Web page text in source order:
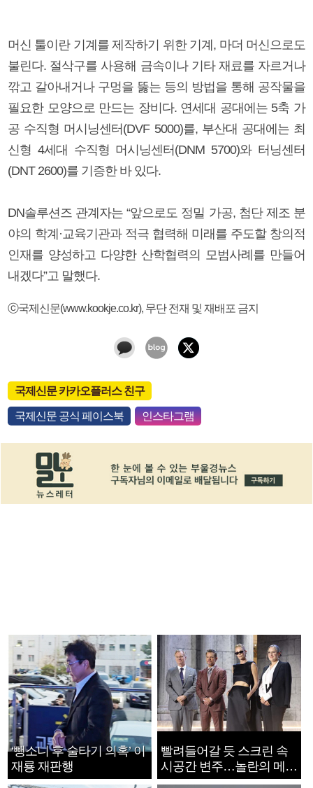
머신 툴이란 기계를 제작하기 위한 기계, 마더 머신으로도
불린다. 절삭구를 사용해 금속이나 기타 재료를 자르거나
깎고 갈아내거나 구멍을 뚫는 등의 방법을 통해 공작물을
필요한 모양으로 만드는 장비다. 연세대 공대에는 5축 가
공 수직형 머시닝센터(DVF 5000)를, 부산대 공대에는 최
신형 4세대 수직형 머시닝센터(DNM 5700)와 터닝센터
(DNT 2600)를 기증한 바 있다.
DN솔루션즈 관계자는 “앞으로도 정밀 가공, 첨단 제조 분
야의 학계·교육기관과 적극 협력해 미래를 주도할 창의적
인재를 양성하고 다양한 산학협력의 모범사례를 만들어
내겠다”고 말했다.
ⓒ국제신문(www.kookje.co.kr), 무단 전재 및 재배포 금지
국제신문 카카오플러스 친구
국제신문 공식 페이스북 인스타그램
‘뺑소니 후 술타기 의혹’ 이
재룡 재판행
빨려들어갈 듯 스크린 속
시공간 변주…놀란의 메시
지는 ‘전쟁 속죄’